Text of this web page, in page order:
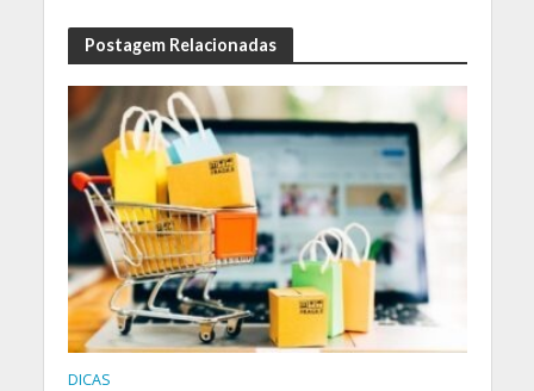
Postagem Relacionadas
DICAS